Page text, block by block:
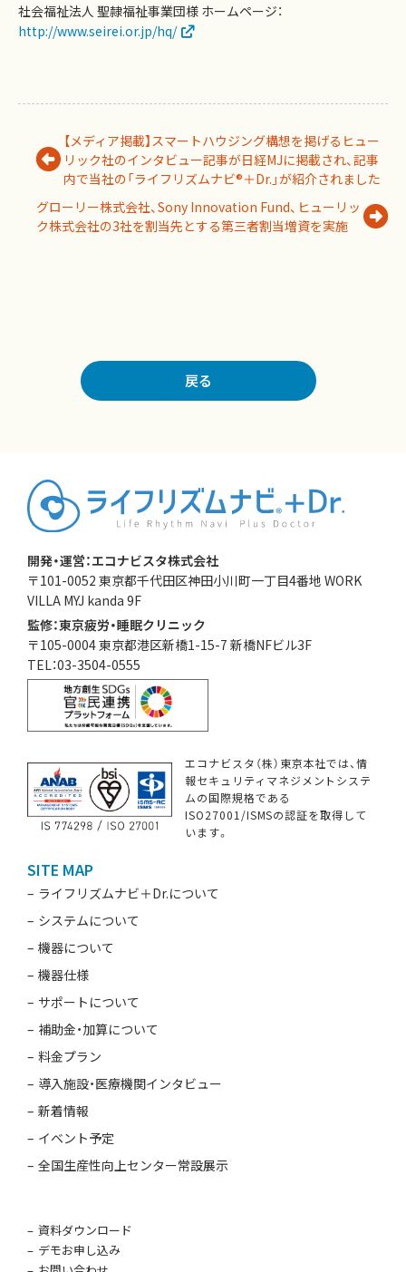
社会福祉法人 聖隷福祉事業団様 ホームページ：
http://www.seirei.or.jp/hq/
【メディア掲載】スマートハウジング構想を掲げるヒュー
リック社のインタビュー記事が日経MJに掲載され、記事
内で当社の「ライフリズムナビ®＋Dr.」が紹介されました
グローリー株式会社、Sony Innovation Fund、ヒューリッ
ク株式会社の3社を割当先とする第三者割当増資を実施
戻る
開発・運営：エコナビスタ株式会社
〒101-0052 東京都千代田区神田小川町一丁目4番地 WORK
VILLA MYJ kanda 9F
監修：東京疲労・睡眠クリニック
〒105-0004 東京都港区新橋1-15-7 新橋NFビル3F
TEL：03-3504-0555
エコナビスタ（株）東京本社では、情
報セキュリティマネジメントシステ
ムの国際規格である
ISO27001/ISMSの認証を取得して
います。
SITE MAP
ライフリズムナビ＋Dr.について
システムについて
機器について
機器仕様
サポートについて
補助金・加算について
料金プラン
導入施設・医療機関インタビュー
新着情報
イベント予定
全国生産性向上センター常設展示
資料ダウンロード
デモお申し込み